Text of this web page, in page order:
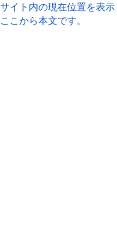
サイト内の現在位置を表示
ここから本文です。